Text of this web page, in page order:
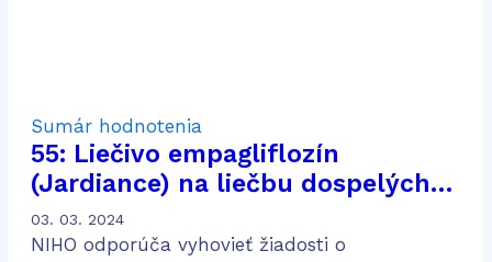
Sumár hodnotenia
55: Liečivo empagliflozín
(Jardiance) na liečbu dospelých
pacientov s chronickou chorobou
obličiek
03. 03. 2024
NIHO odporúča vyhovieť žiadosti o